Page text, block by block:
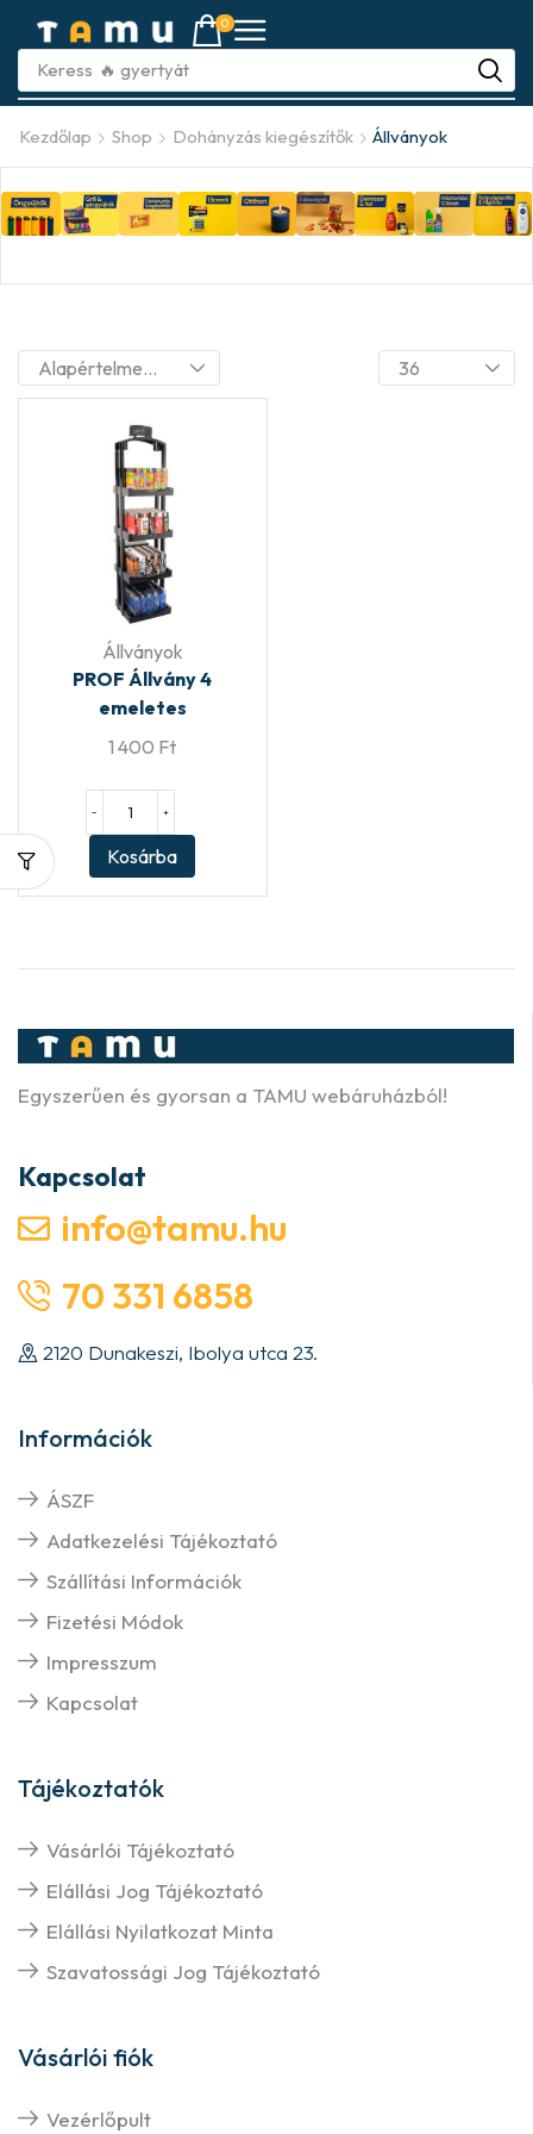
0
Keress 🔥 gyertyát
Kezdőlap Shop Dohányzás kiegészítők Állványok
Állványok
PROF Állvány 4
emeletes
1 400 Ft
− +
Kosárba
Egyszerűen és gyorsan a TAMU webáruházból!
Kapcsolat
info@tamu.hu
70 331 6858
2120 Dunakeszi, Ibolya utca 23.
Információk
ÁSZF
Adatkezelési Tájékoztató
Szállítási Információk
Fizetési Módok
Impresszum
Kapcsolat
Tájékoztatók
Vásárlói Tájékoztató
Elállási Jog Tájékoztató
Elállási Nyilatkozat Minta
Szavatossági Jog Tájékoztató
Vásárlói fiók
Vezérlőpult